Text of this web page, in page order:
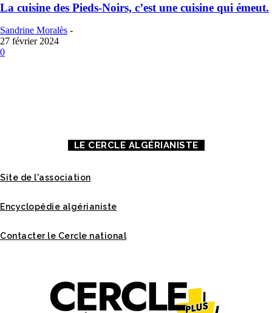
La cuisine des Pieds-Noirs, c’est une cuisine qui émeut.
Sandrine Moralès -
27 février 2024
0
LE CERCLE ALGÉRIANISTE
Site de l'association
Encyclopédie algérianiste
Contacter le Cercle national